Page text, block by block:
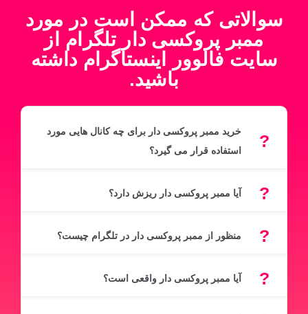
سوالاتی که ممکن است در مورد
ممبر پروکسی دار تلگرام از
سایت فالوور اینستاگرام داشته
باشید.
خرید ممبر پروکسی دار برای چه کانال هایی مورد
استفاده قرار می گیرد؟
آیا ممبر پروکسی دار ریزش دارد؟
منظور از ممبر پروکسی دار در تلگرام چیست؟
آیا ممبر پروکسی دار واقعی است؟